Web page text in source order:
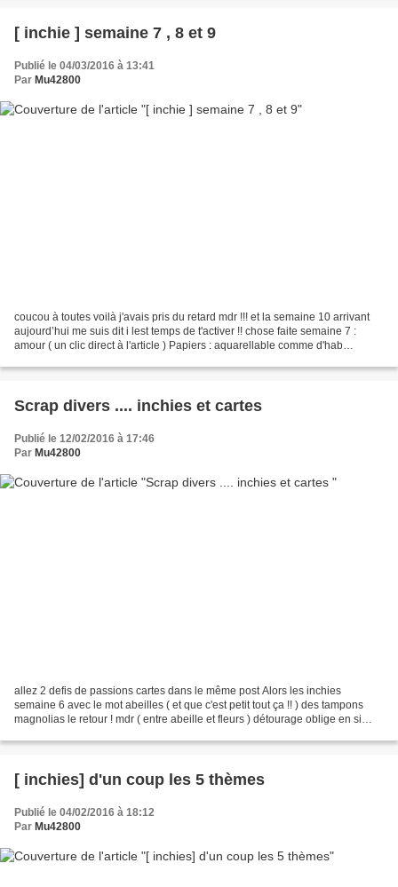
[ inchie ] semaine 7 , 8 et 9
Publié le 04/03/2016 à 13:41
Par Mu42800
coucou à toutes voilà j'avais pris du retard mdr !!! et la semaine 10 arrivant
aujourd’hui me suis dit i lest temps de t'activer !! chose faite semaine 7 :
amour ( un clic direct à l'article ) Papiers : aquarellable comme d'hab
Scrap divers .... inchies et cartes
Publié le 12/02/2016 à 17:46
Par Mu42800
allez 2 defis de passions cartes dans le même post Alors les inchies
semaine 6 avec le mot abeilles ( et que c'est petit tout ça !! ) des tampons
magnolias le retour ! mdr ( entre abeille et fleurs ) détourage oblige en si
[ inchies] d'un coup les 5 thèmes
Publié le 04/02/2016 à 18:12
Par Mu42800